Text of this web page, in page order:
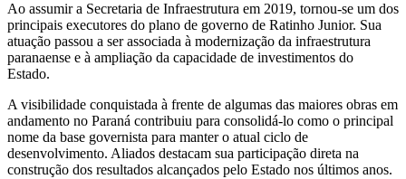
Ao assumir a Secretaria de Infraestrutura em 2019, tornou-se um dos
principais executores do plano de governo de Ratinho Junior. Sua
atuação passou a ser associada à modernização da infraestrutura
paranaense e à ampliação da capacidade de investimentos do
Estado.
A visibilidade conquistada à frente de algumas das maiores obras em
andamento no Paraná contribuiu para consolidá-lo como o principal
nome da base governista para manter o atual ciclo de
desenvolvimento. Aliados destacam sua participação direta na
construção dos resultados alcançados pelo Estado nos últimos anos.